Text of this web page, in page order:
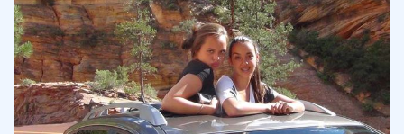
houden van afwisseling.